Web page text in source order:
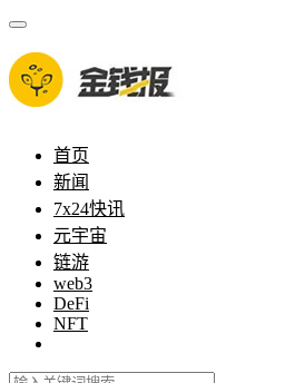
首页
新闻
7x24快讯
元宇宙
链游
web3
DeFi
NFT